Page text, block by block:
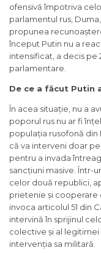
ofensivă împotriva
parlamentul rus,
propunea
început Putin nu a
intensificat, a decis pe
parlamentare.
De ce a făcut Putin
În acea situație, nu a
poporul rus nu ar fi
populația rusofonă din
că va interveni doar
pentru a invada
sancțiuni masive. Într-
celor două republici,
prietenie și cooperare
invoca articolul 51 din
intervină în sprijinul
colective și al
intervenția sa militară.